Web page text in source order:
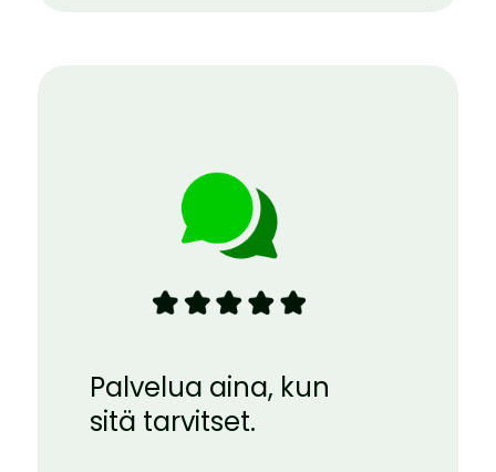
Palvelua aina, kun
sitä tarvitset.